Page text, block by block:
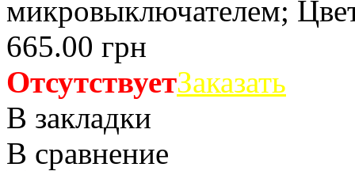
микровыключателем;
665.00 грн
ОтсутствуетЗаказать
В закладки
В сравнение